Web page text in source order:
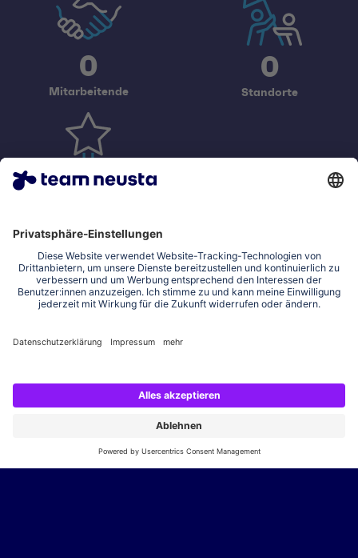
0
Mitarbeitende
0
Standorte
Über uns
MIT UNS GEMEINSAM IN
DIE ZUKUNFT